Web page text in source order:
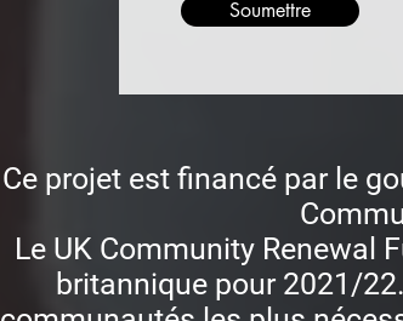
Soumettre
Ce projet est financé par le
Le UK Community Renewal
britannique pour 2021/